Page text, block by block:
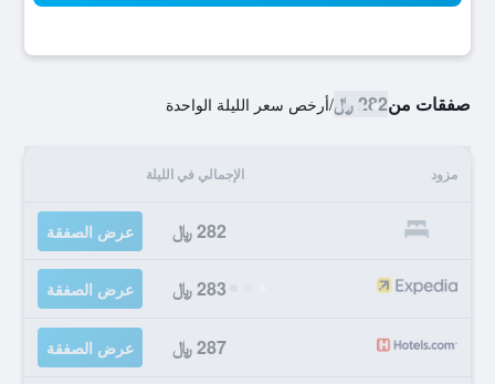
صفقات من282 ﷼ /أرخص سعر الليلة الواحدة
مزود الإجمالي في الليلة
282 ﷼ عرض الصفقة
283 ﷼ عرض الصفقة
287 ﷼ عرض الصفقة